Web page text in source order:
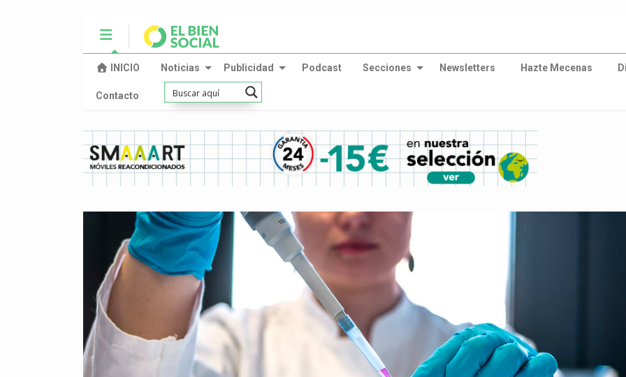
INICIO Noticias Publicidad Podcast Secciones Newsletters Hazte Mecenas
Contacto